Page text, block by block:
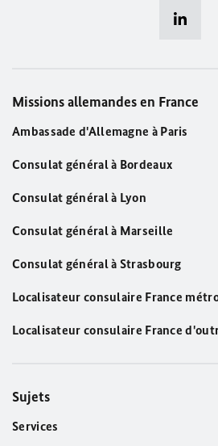
Missions allemandes en France
Ambassade d'Allemagne à Paris
Consulat général à Bordeaux
Consulat général à Lyon
Consulat général à Marseille
Consulat général à Strasbourg
Localisateur consulaire France
Localisateur consulaire France
Sujets
Services